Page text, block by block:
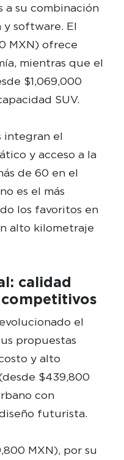
a su combinación
software. El
MXN) ofrece
mientras que el
$1,069,000
SUV.
integran el
y acceso a la
de 60 en el
es el más
los favoritos en
alto kilometraje
calidad
el
propuestas
y alto
$439,800
con
futurista.
MXN), por su